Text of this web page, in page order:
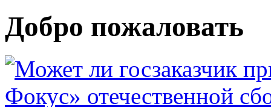
Добро пожаловать